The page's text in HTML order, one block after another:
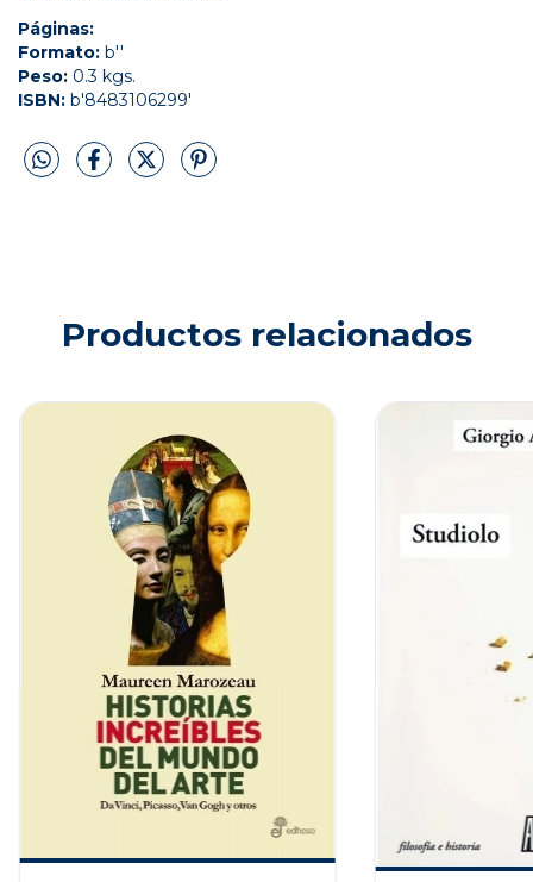
Páginas:
Formato: b''
Peso: 0.3 kgs.
ISBN: b'8483106299'
Productos relacionados